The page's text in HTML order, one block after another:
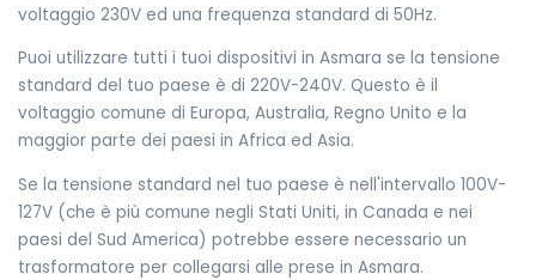
voltaggio 230V ed una frequenza standard di 50Hz.
Puoi utilizzare tutti i tuoi dispositivi in Asmara se la tensione
standard del tuo paese è di 220V-240V. Questo è il
voltaggio comune di Europa, Australia, Regno Unito e la
maggior parte dei paesi in Africa ed Asia.
Se la tensione standard nel tuo paese è nell'intervallo 100V-
127V (che è più comune negli Stati Uniti, in Canada e nei
paesi del Sud America) potrebbe essere necessario un
trasformatore per collegarsi alle prese in Asmara.